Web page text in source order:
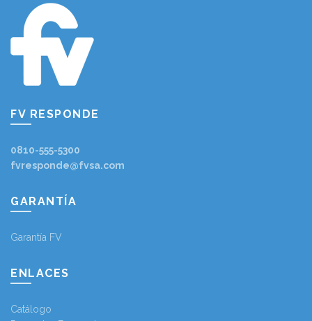
FV RESPONDE
0810-555-5300
fvresponde@fvsa.com
GARANTÍA
Garantía FV
ENLACES
Catálogo